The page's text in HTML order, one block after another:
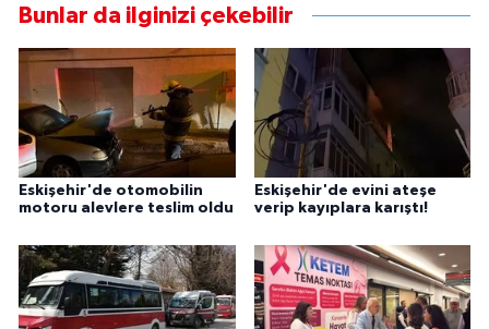
Bunlar da ilginizi çekebilir
Eskişehir'de otomobilin
motoru alevlere teslim oldu
Eskişehir'de evini ateşe
verip kayıplara karıştı!